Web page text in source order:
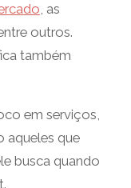
, as
outros.
também
em serviços,
aqueles que
busca quando